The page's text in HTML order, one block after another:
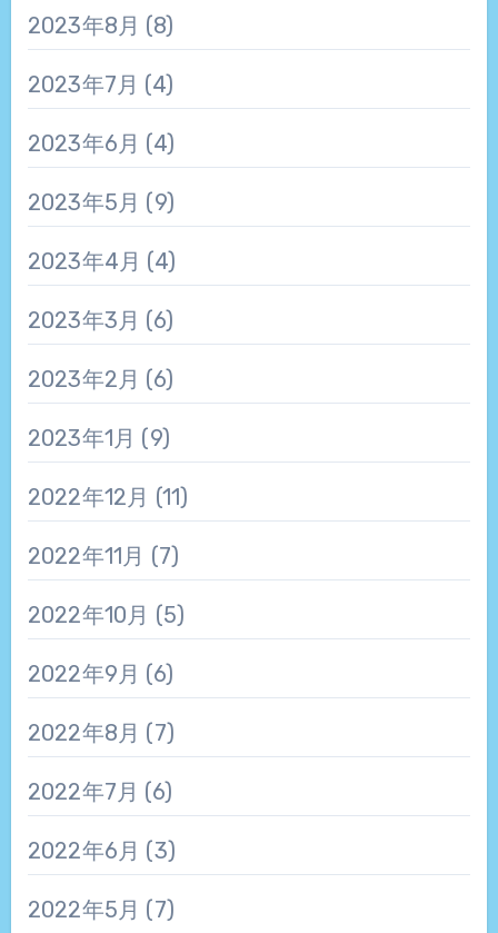
2023年8月 (8)
2023年7月 (4)
2023年6月 (4)
2023年5月 (9)
2023年4月 (4)
2023年3月 (6)
2023年2月 (6)
2023年1月 (9)
2022年12月 (11)
2022年11月 (7)
2022年10月 (5)
2022年9月 (6)
2022年8月 (7)
2022年7月 (6)
2022年6月 (3)
2022年5月 (7)